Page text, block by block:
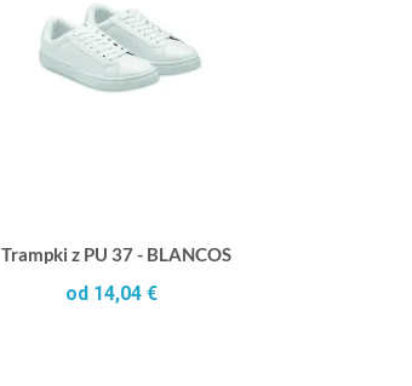
Trampki z PU 37 - BLANCOS
od 14,04 €